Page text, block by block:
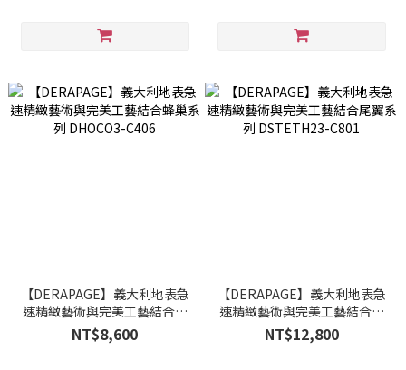
【DERAPAGE】義大利地表急
速精緻藝術與完美工藝結合蜂
巢系列 DHOCO3-C406
NT$8,600
【DERAPAGE】義大利地表急
速精緻藝術與完美工藝結合尾
翼系列 DSTETH23-C801
NT$12,800